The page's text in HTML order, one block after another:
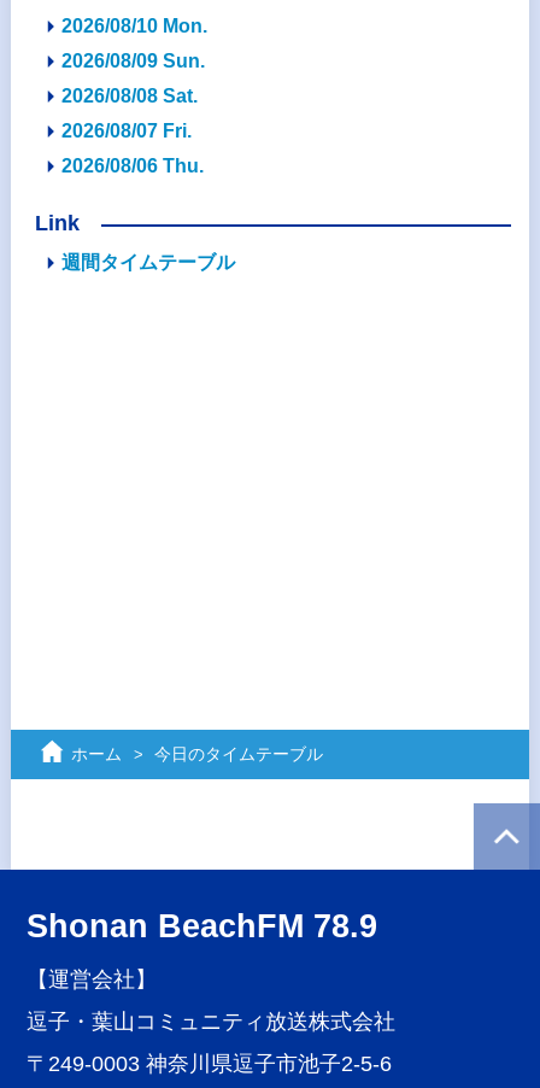
2026/08/10 Mon.
2026/08/09 Sun.
2026/08/08 Sat.
2026/08/07 Fri.
2026/08/06 Thu.
Link
週間タイムテーブル
ホーム 今日のタイムテーブル
Shonan BeachFM 78.9
【運営会社】
逗子・葉山コミュニティ放送株式会社
〒249-0003 神奈川県逗子市池子2-5-6